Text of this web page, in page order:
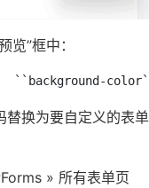
”框中：
{``
替换为要自定义的表单
» 所有表单页